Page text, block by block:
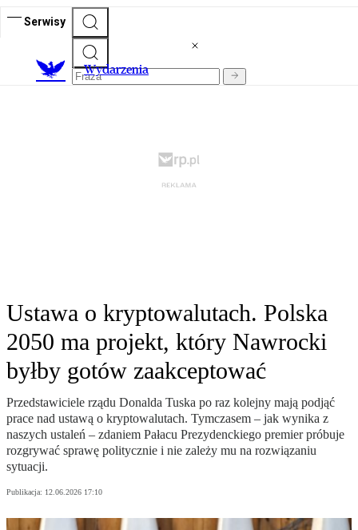
Serwisy
Wydarzenia
Ustawa o kryptowalutach. Polska
2050 ma projekt, który Nawrocki
byłby gotów zaakceptować
Przedstawiciele rządu Donalda Tuska po raz kolejny mają podjąć
prace nad ustawą o kryptowalutach. Tymczasem – jak wynika z
naszych ustaleń – zdaniem Pałacu Prezydenckiego premier próbuje
rozgrywać sprawę politycznie i nie zależy mu na rozwiązaniu
sytuacji.
Publikacja: 12.06.2026 17:10